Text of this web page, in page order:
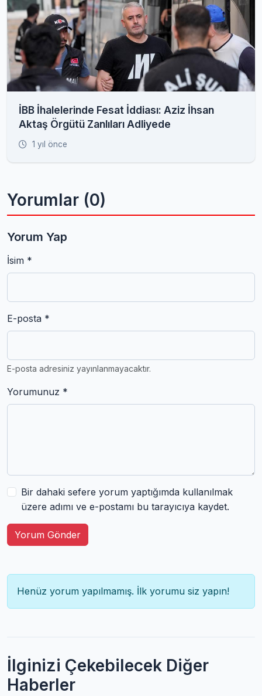
İBB İhalelerinde Fesat İddiası: Aziz İhsan
Aktaş Örgütü Zanlıları Adliyede
1 yıl önce
Yorumlar (0)
Yorum Yap
İsim *
E-posta *
E-posta adresiniz yayınlanmayacaktır.
Yorumunuz *
Bir dahaki sefere yorum yaptığımda kullanılmak
üzere adımı ve e-postamı bu tarayıcıya kaydet.
Yorum Gönder
Henüz yorum yapılmamış. İlk yorumu siz yapın!
İlginizi Çekebilecek Diğer
Haberler